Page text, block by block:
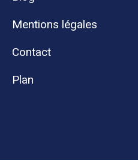
Mentions légales
Contact
Plan